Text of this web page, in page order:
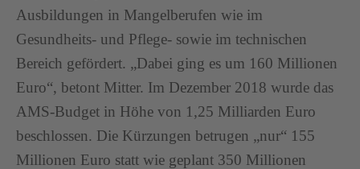
Ausbildungen in Mangelberufen wie im
Gesundheits- und Pflege- sowie im technischen
Bereich gefördert. „Dabei ging es um 160 Millionen
Euro“, betont Mitter. Im Dezember 2018 wurde das
AMS-Budget in Höhe von 1,25 Milliarden Euro
beschlossen. Die Kürzungen betrugen „nur“ 155
Millionen Euro statt wie geplant 350 Millionen